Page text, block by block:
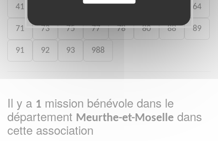
41 64
71 73 75 77 78 80 88 89
91 92 93 988
Il y a 1 mission bénévole dans le
département Meurthe-et-Moselle dans
cette association